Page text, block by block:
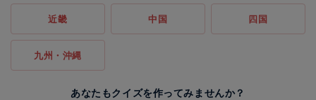
近畿 中国 四国
九州・沖縄
あなたもクイズを作ってみませんか？